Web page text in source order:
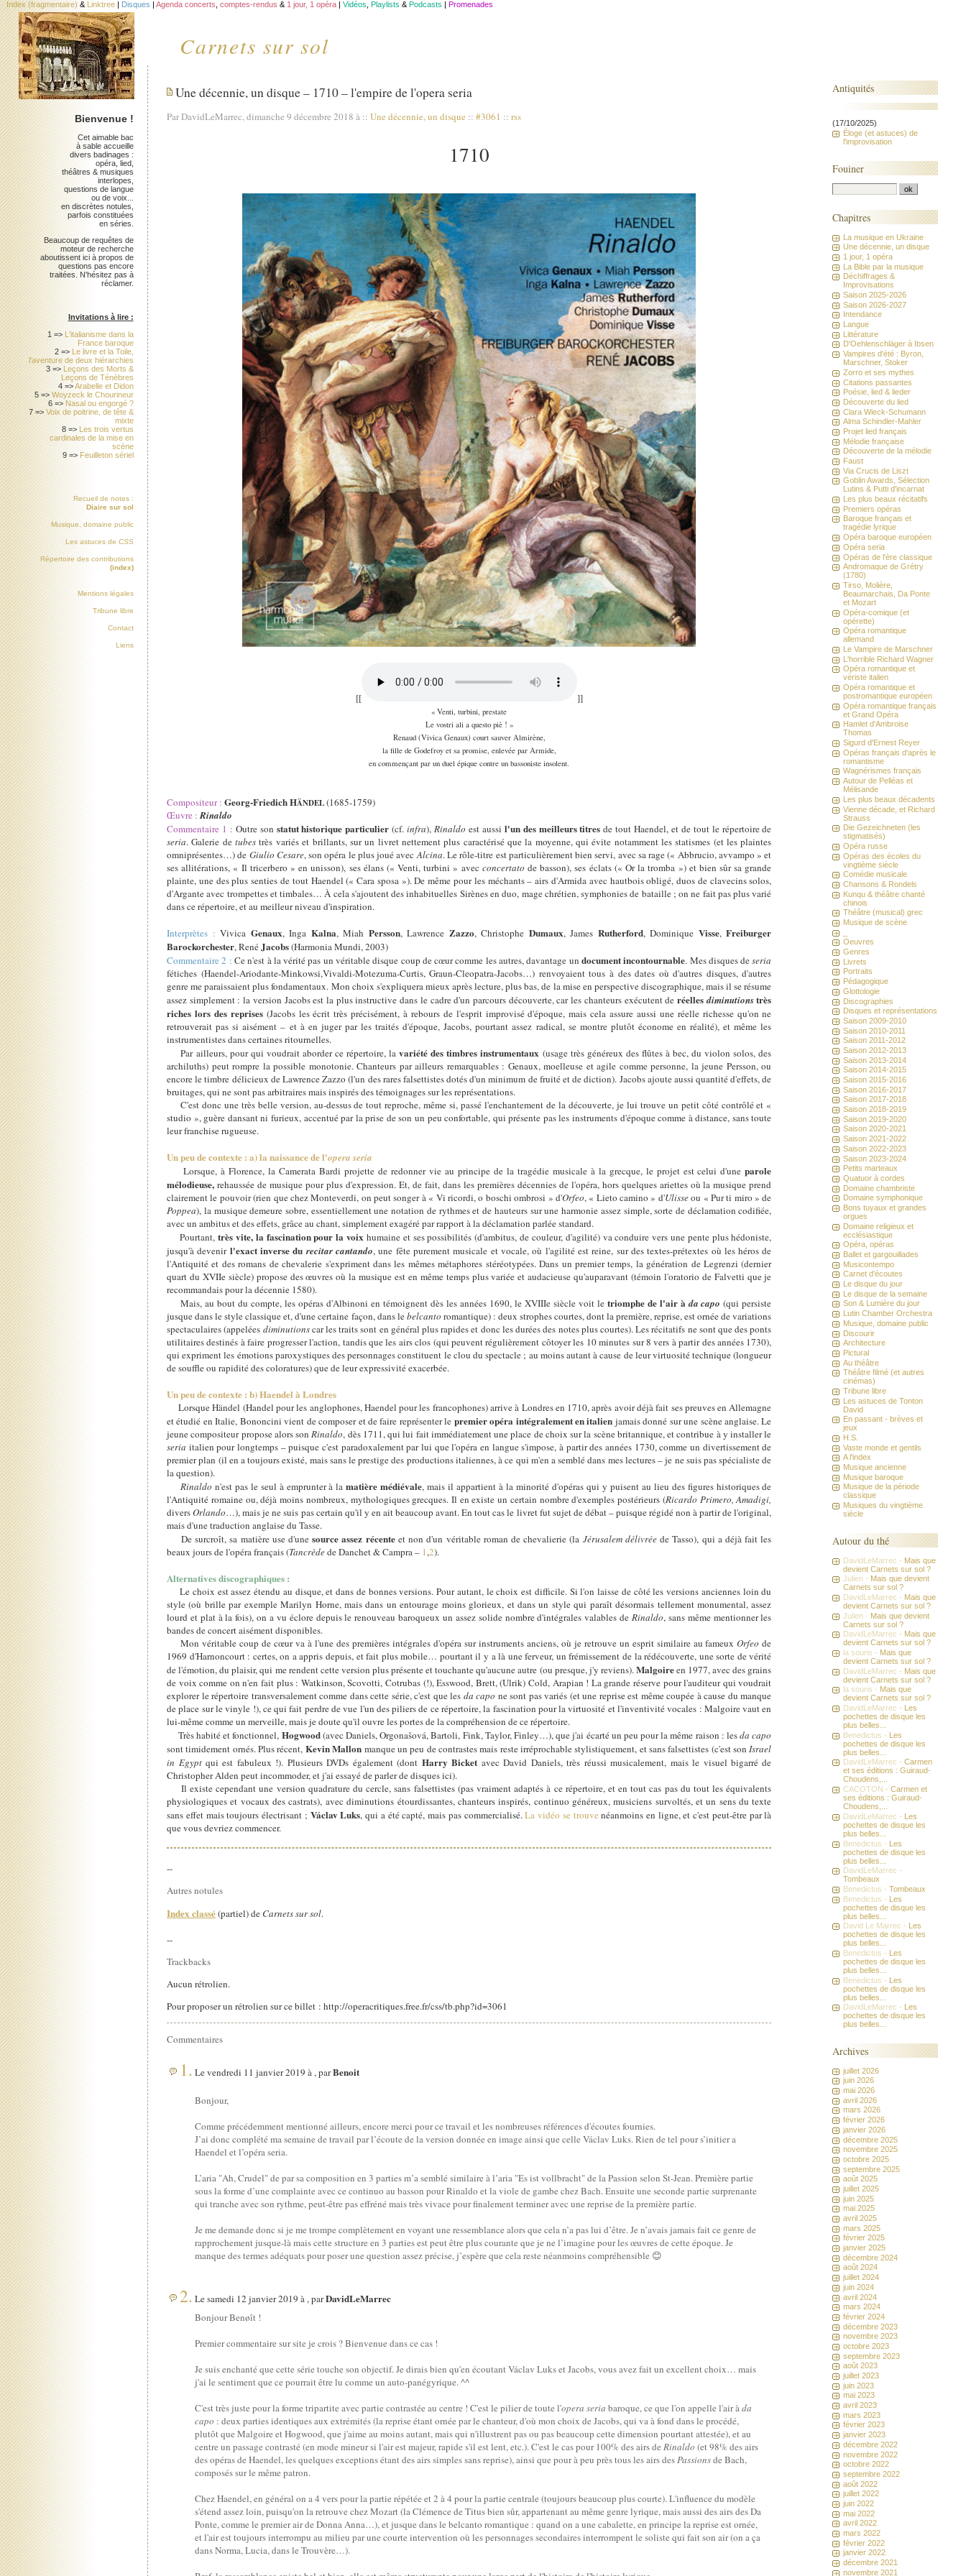
Carnets sur sol
Index (fragmentaire) & Linktree | Disques | Agenda concerts comptes-rendus & 1 jour, 1 opéra | Vidéos Playlists & Podcasts | Promenades
Une décennie, un disque – 1710 – l'empire de l'opera seria
Par DavidLeMarrec, dimanche 9 décembre 2018 à :: Une décennie, un disque :: #3061 :: rss
1710
[[ ]]
« Venti, turbini, prestate
Le vostri ali a questo piè ! »
Renaud (Vivica Genaux) court sauver Almirène,
la fille de Godefroy et sa promise, enlevée par Armide,
en commençant par un duel épique contre un bassoniste insolent.
Compositeur : Georg-Friedich HÄNDEL(1685-1759)
Œuvre : Rinaldo
Commentaire 1 : Outre son statut historique particulier(cf.infra),Rinaldo est aussi l'un des meilleurs titresde tout Haendel, et de tout le répertoire de
seria. Galerie detubes très variés et brillants, sur un livret nettement plus caractérisé que la moyenne, qui évite notamment les statismes (et les plaintes
omniprésentes…) de Giulio Cesare, son opéra le plus joué avecAlcina. Le rôle-titre est particulièrement bien servi, avec sa rage (« Abbrucio, avvampo » et
ses allitérations, « Il tricerbero » en unisson), ses élans (« Venti, turbini » avec concertato de basson), ses éclats (« Or la tromba ») et bien sûr sa grande
plainte, une des plus senties de tout Haendel (« Cara sposa »). De même pour les méchants – airs d'Armida avec hautbois obligé, duos de clavecins solos,
d'Argante avec trompettes et timbales… À cela s'ajoutent des inhabituelles Sirènes en duo, mage chrétien, symphonies de bataille ; on ne fait pas plus varié
dans ce répertoire, et au meilleur niveau d'inspiration.
Interprètes : Vivica Genaux, Inga Kalna, Miah Persson, Lawrence Zazzo, Christophe Dumaux, James Rutherford, Dominique Visse,Freiburger
Barockorchester, RenéJacobs(Harmonia Mundi, 2003)
Commentaire 2 : Ce n'est à la vérité pas un véritable disque coup de cœur comme les autres, davantage un document incontournable. Mes disques deseria
fétiches (Haendel-Ariodante-Minkowsi,Vivaldi-Motezuma-Curtis, Graun-Cleopatra-Jacobs…) renvoyaient tous à des dates où d'autres disques, d'autres
genre me paraissaient plus fondamentaux. Mon choix s'expliquera mieux après lecture, plus bas, de la mise en perspective discographique, mais il se résume
assez simplement : la version Jacobs est la plus instructive dans le cadre d'un parcours découverte, car les chanteurs exécutent de réellesdiminutionstrès
riches lors des reprises(Jacobs les écrit très précisément, à rebours de l'esprit improvisé d'époque, mais cela assure aussi une réelle richesse qu'on ne
retrouverait pas si aisément – et à en juger par les traités d'époque, Jacobs, pourtant assez radical, se montre plutôt économe en réalité), et même les
instrumentistes dans certaines ritournelles.
Par ailleurs, pour qui voudrait aborder ce répertoire, lavariété des timbres instrumentaux (usage très généreux des flûtes à bec, du violon solos, des
archiluths) peut rompre la possible monotonie. Chanteurs par ailleurs remarquables : Genaux, moelleuse et agile comme personne, la jeune Persson, ou
encore le timbre délicieux de Lawrence Zazzo (l'un des rares falsettistes dotés d'un minimum de fruité et de diction). Jacobs ajoute aussi quantité d'effets, de
bruitages, qui ne sont pas arbitraires mais inspirés des témoignages sur les représentations.
C'est donc une très belle version, au-dessus de tout reproche, même si, passé l'enchantement de la découverte, je lui trouve un petit côté contrôlé et «
studio », guère dansant ni furieux, accentué par la prise de son un peu confortable, qui présente pas les instruments d'époque comme à distance, sans toute
leur franchise rugueuse.
Un peu de contexte : a) la naissance de l'opera seria
Lorsque, à Florence, la Camerata Bardi projette de redonner vie au principe de la tragédie musicale à la grecque, le projet est celui d'uneparole
mélodieuse, rehaussée de musique pour plus d'expression. Et, de fait, dans les premières décennies de l'opéra, hors quelques ariettes où la musique prend
clairement le pouvoir (rien que chez Monteverdi, on peut songer à « Vi ricordi, o boschi ombrosi » d'Orfeo, « Lieto camino » d'Ulisseou « Pur ti miro » de
Poppea), la musique demeure sobre, essentiellement une notation de rythmes et de hauteurs sur une harmonie assez simple, sorte de déclamation codifiée,
avec un ambitus et des effets, grâce au chant, simplement exagéré par rapport à la déclamation parlée standard.
Pourtant, très vite, la fascination pour la voix humaine et ses possibilités (d'ambitus, de couleur, d'agilité) va conduire vers une pente plus hédoniste,
jusqu'à devenir l'exact inverse durecitar cantando, une fête purement musicale et vocale, où l'agilité est reine, sur des textes-prétextes où les héros de
l'Antiquité et des romans de chevalerie s'expriment dans les mêmes métaphores stéréotypées. Dans un premier temps, la génération de Legrenzi (dernier
quart du XVIIe siècle) propose des œuvres où la musique est en même temps plus variée et audacieuse qu'auparavant (témoin l'oratorio de Falvetti que je
recommandais pour la décennie 1580).
Mais, au bout du compte, les opéras d'Albinoni en témoignent dès les années 1690, le XVIIIe siècle voit le triomphe de l'air àda capo (qui persiste
jusque dans le style classique et, d'une certaine façon, dans lebelcanto romantique) : deux strophes courtes, dont la première, reprise, est ornée de variations
spectaculaires (appelées diminutionscar les traits sont en général plus rapides et donc les durées des notes plus courtes). Les récitatifs ne sont que des ponts
utilitaires destinés à faire progresser l'action, tandis que les airs clos (qui peuvent régulièrement côtoyer les 10 minutes sur 8 vers à partir des années 1730),
qui expriment les émotions paroxystiques des personnages constituent le clou du spectacle ; au moins autant à cause de leur virtuosité technique (longueur
de souffle ou rapidité des coloratures) que de leur expressivité exacerbée.
Un peu de contexte : b) Haendel à Londres
Lorsque Händel (Handel pour les anglophones, Haendel pour les francophones) arrive à Londres en 1710, après avoir déjà fait ses preuves en Allemagne
et étudié en Italie, Bononcini vient de composer et de faire représenter le premier opéra intégralement en italien jamais donné sur une scène anglaise. Le
jeune compositeur propose alors sonRinaldo, dès 1711, qui lui fait immédiatement une place de choix sur la scène britannique, et contribue à y installer le
seria italien pour longtemps – puisque c'est paradoxalement par lui que l'opéra en langue s'impose, à partir des années 1730, comme un divertissement de
premier plan (il en a toujours existé, mais sans le prestige des productions italiennes, à ce qui m'en a semblé dans mes lectures – je ne suis pas spécialiste de
la question).
Rinaldo n'est pas le seul à emprunter à lamatière médiévale, mais il appartient à la minorité d'opéras qui y puisent au lieu des figures historiques de
l'Antiquité romaine ou, déjà moins nombreux, mythologiques grecques. Il en existe un certain nombre d'exemples postérieurs (Ricardo Primero,Amadigi,
diversOrlando…), mais je ne suis pas certain qu'il y en ait beaucoup avant. En tout cas le livret fut sujet de débat – puisque régidé non à partir de l'original,
mais d'une traduction anglaise du Tasse.
De surcroît, sa matière use d'unesource assez récente et non d'un véritable roman de chevalierie (la Jérusalem délivréede Tasso), qui a déjà fait les
beaux jours de l'opéra français (Tancrèdede Danchet & Campra – 1,2).
Alternatives discographiques :
Le choix est assez étendu au disque, et dans de bonnes versions. Pour autant, le choix est difficile. Si l'on laisse de côté les versions anciennes loin du
style (où brille par exemple Marilyn Horne, mais dans un entourage moins glorieux, et dans un style qui paraît désormais tellement monumental, assez
lourd et plat à la fois), on a vu éclore depuis le renouveau baroqueux un assez solide nombre d'intégrales valables deRinaldo, sans même mentionner les
bandes de concert aisément disponibles.
Mon véritable coup de cœur va à l'une des premières intégrales d'opéra sur instruments anciens, où je retrouve un esprit similaire au fameuxOrfeo de
1969 d'Harnoncourt : certes, on a appris depuis, et fait plus mobile… pourtant il y a là une ferveur, un frémissement de la rédécouverte, une sorte de vérité
de l'émotion, du plaisir, qui me rendent cette version plus présente et touchante qu'aucune autre (ou presque, j'y reviens).Malgoireen 1977, avec des grains
de voix comme on n'en fait plus : Watkinson, Scovotti, Cotrubas (!), Esswood, Brett, (Ulrik) Cold, Arapian ! La grande réserve pour l'auditeur qui voudrait
explorer le répertoire transversalement comme dans cette série, c'est que les da capo ne sont pas variés (et une reprise est même coupée à cause du manque
de place sur le vinyle !), ce qui fait perdre de vue l'un des piliers de ce répertoire, la fascination pour la virtuosité et l'inventivité vocales : Malgoire vaut en
lui-même comme un merveille, mais je doute qu'il ouvre les portes de la compréhension de ce répertoire.
Très habité et fonctionnel, Hogwood(avec Daniels, Orgonašová, Bartoli, Fink, Taylor, Finley…), que j'ai écarté un peu pour la même raison : lesda capo
sont timidement ornés. Plus récent, Kevin Mallon manque un peu de contrastes mais reste irréprochable stylistiquement, et sans falsettistes (c'est sonIsrael
in Egyptqui est fabuleux !). Plusieurs DVDs également (dont Harry Bicket avec David Daniels, très réussi musicalement, mais le visuel bigarré de
Christopher Alden peut incommoder, et j'ai essayé de parler de disques ici).
Il existe cependant une version quadrature du cercle, sans falsettistes (pas vraiment adaptés à ce répertoire, et en tout cas pas du tout les équivalents
physiologiques et vocaux des castrats), avec diminutions étourdissantes, chanteurs inspirés, continuo généreux, musiciens survoltés, et un sens du texte
sans effet mais toujours électrisant ; Václav Luks, qui a été capté, mais pas commercialisé.La vidéo se trouvenéanmoins en ligne, et c'est peut-être par là
que vous devriez commencer.
--
Autres notules
Index classé(partiel) de Carnets sur sol.
--
Trackbacks
Aucun rétrolien.
Pour proposer un rétrolien sur ce billet : http://operacritiques.free.fr/css/tb.php?id=3061
Commentaires
1. Le vendredi 11 janvier 2019 à , parBenoit
Bonjour,
Comme précédemment mentionné ailleurs, encore merci pour ce travail et les nombreuses références d'écoutes fournies.
J’ai donc complété ma semaine de travail par l’écoute de la version donnée en image ainsi que celle Václav Luks. Rien de tel pour s’initier a
Haendel et l’opéra seria.
L’aria "Ah, Crudel" de par sa composition en 3 parties m’a semblé similaire à l’aria "Es ist vollbracht" de la Passion selon St-Jean. Première partie
sous la forme d’une complainte avec ce continuo au basson pour Rinaldo et la viole de gambe chez Bach. Ensuite une seconde partie surprenante
qui tranche avec son rythme, peut-être pas effréné mais très vivace pour finalement terminer avec une reprise de la première partie.
Je me demande donc si je me trompe complètement en voyant une ressemblance alors que cela n’a pas lui d’être. Je n’avais jamais fait ce genre de
rapprochement jusque-là mais cette structure en 3 parties est peut être plus courante que je ne l’imagine pour les œuvres de cette époque. Je
manque des termes adéquats pour poser une question assez précise, j’espère que cela reste néanmoins compréhensible 😊
2. Le samedi 12 janvier 2019 à , parDavidLeMarrec
Bonjour Benøît !
Premier commentaire sur site je crois ? Bienvenue dans ce cas !
Je suis enchanté que cette série touche son objectif. Je dirais bien qu'en écoutant Václav Luks et Jacobs, vous avez fait un excellent choix… mais
j'ai le sentiment que ce pourrait être lu comme un auto-panégyrique. ^^
C'est très juste pour la forme tripartite avec partie contrastée au centre ! C'est le pilier de toute l'opera seria baroque, ce que l'on appelle l'air àda
capo : deux parties identiques aux extrémités (la reprise étant ornée par le chanteur, d'où mon choix de Jacobs, qui va à fond dans le procédé,
plutôt que Malgoire et Hogwood, que j'aime au moins autant, mais qui n'illustrent pas ou pas beaucoup cette dimension pourtant attestée), et au
centre un passage contrasté (en mode mineur si l'air est majeur, rapide s'il est lent, etc.). C'est le cas pour 100% des airs deRinaldo (et 98% des airs
des opéras de Haendel, les quelques exceptions étant des airs simples sans reprise), ainsi que pour à peu près tous les airs desPassionsde Bach,
composés sur le même patron.
Chez Haendel, en général on a 4 vers pour la partie répétée et 2 à 4 pour la partie centrale (toujours beaucoup plus courte). L'influence du modèle
s'étend assez loin, puisqu'on la retrouve chez Mozart (la Clémence de Titus bien sûr, appartenant au même genre lyrique, mais aussi des airs des Da
Ponte, comme le premier air de Donna Anna…), et jusque dans le belcanto romantique : quand on a une cabalette, en principe la reprise est ornée,
et l'air est toujours interrompu au milieu par une courte intervention où les personnages secondaires interrompent le soliste qui fait son air (on a ça
dans Norma, Lucia, dans le Trouvère…).
Bienvenue !
Cet aimable bac
à sable accueille
divers badinages :
opéra, lied,
théâtres & musiques
interlopes,
questions de langue
ou de voix...
en discrètes notules,
parfois constituées
en séries.
Beaucoup de requêtes de
moteur de recherche
aboutissent ici à propos de
questions pas encore
traitées. N'hésitez pas à
réclamer.
Invitations à lire :
1 => L'italianisme dans la
France baroque
2 => Le livre et la Toile,
l'aventure de deux hiérarchies
3 => Leçons des Morts &
Leçons de Ténèbres
4 =>Arabelle et Didon
5 =>Woyzeck le Chourineur
6 => Nasal ou engorgé ?
7 =>Voix de poitrine, de tête &
mixte
8 => Les trois vertus
cardinales de la mise en
scène
9 => Feuilleton sériel
Recueil de notes :
Diaire sur sol
Musique, domaine public
Les astuces de CSS
Répertoire des contributions
(index)
Mentions légales
Tribune libre
Contact
Liens
Antiquités
(17/10/2025)
Éloge (et astuces) de
l'improvisation
Fouiner
Chapitres
La musique en Ukraine
Une décennie, un disque
1 jour, 1 opéra
La Bible par la musique
Déchiffrages &
Improvisations
Saison 2025-2026
Saison 2026-2027
Intendance
Langue
Littérature
D'Oehlenschläger à Ibsen
Vampires d'été : Byron,
Marschner, Stoker
Zorro et ses mythes
Citations passantes
Poésie, lied & lieder
Découverte du lied
Clara Wieck-Schumann
Alma Schindler-Mahler
Projet lied français
Mélodie française
Découverte de la mélodie
Faust
Via Crucis de Liszt
Goblin Awards, Sélection
Lutins & Putti d'incarnat
Les plus beaux récitatifs
Premiers opéras
Baroque français et
tragédie lyrique
Opéra baroque européen
Opéra seria
Opéras de l'ère classique
Andromaque de Grétry
(1780)
Tirso, Molière,
Beaumarchais, Da Ponte
et Mozart
Opéra-comique (et
opérette)
Opéra romantique
allemand
Le Vampire de Marschner
L'horrible Richard Wagner
Opéra romantique et
vériste italien
Opéra romantique et
postromantique européen
Opéra romantique français
et Grand Opéra
Hamlet d'Ambroise
Thomas
Sigurd d'Ernest Reyer
Opéras français d'après le
romantisme
Wagnérismes français
Autour de Pelléas et
Mélisande
Les plus beaux décadents
Vienne décade, et Richard
Strauss
Die Gezeichneten (les
stigmatisés)
Opéra russe
Opéras des écoles du
vingtième siècle
Comédie musicale
Chansons & Rondels
Kunqu & théâtre chanté
chinois
Théâtre (musical) grec
Musique de scène
Oeuvres
Genres
Livrets
Portraits
Pédagogique
Glottologie
Discographies
Disques et représentations
Saison 2009-2010
Saison 2010-2011
Saison 2011-2012
Saison 2012-2013
Saison 2013-2014
Saison 2014-2015
Saison 2015-2016
Saison 2016-2017
Saison 2017-2018
Saison 2018-2019
Saison 2019-2020
Saison 2020-2021
Saison 2021-2022
Saison 2022-2023
Saison 2023-2024
Petits marteaux
Quatuor à cordes
Domaine chambriste
Domaine symphonique
Bons tuyaux et grandes
orgues
Domaine religieux et
ecclésiastique
Opéra, opéras
Ballet et gargouillades
Musicontempo
Carnet d'écoutes
Le disque du jour
Le disque de la semaine
Son & Lumière du jour
Lutin Chamber Orchestra
Musique, domaine public
Discourir
Architecture
Pictural
Au théâtre
Théâtre filmé (et autres
cinémas)
Tribune libre
Les astuces de Tonton
David
En passant - brèves et
jeux
H.S.
Vaste monde et gentils
A l'index
Musique ancienne
Musique baroque
Musique de la période
classique
Musiques du vingtième
siècle
Autour du thé
DavidLeMarrec - Mais que
devient Carnets sur sol ?
Julien - Mais que devient
Carnets sur sol ?
DavidLeMarrec - Mais que
devient Carnets sur sol ?
Julien - Mais que devient
Carnets sur sol ?
DavidLeMarrec - Mais que
devient Carnets sur sol ?
la souris - Mais que
devient Carnets sur sol ?
DavidLeMarrec - Mais que
devient Carnets sur sol ?
la souris - Mais que
devient Carnets sur sol ?
DavidLeMarrec - Les
pochettes de disque les
plus belles...
Benedictus - Les
pochettes de disque les
plus belles...
DavidLeMarrec -Carmen
et ses éditions : Guiraud-
Choudens,...
CACOTON -Carmen et
ses éditions : Guiraud-
Choudens,...
DavidLeMarrec - Les
pochettes de disque les
plus belles...
Benedictus - Les
pochettes de disque les
plus belles...
DavidLeMarrec -
Tombeaux
Benedictus -Tombeaux
Benedictus - Les
pochettes de disque les
plus belles...
David Le Marrec -
Les
pochettes de disque les
plus belles...
Benedictus - Les
pochettes de disque les
plus belles...
Benedictus - Les
pochettes de disque les
plus belles...
DavidLeMarrec -
Les
pochettes de disque les
plus belles...
Archives
juillet 2026
juin 2026
mai 2026
avril 2026
mars 2026
février 2026
janvier 2026
décembre 2025
novembre 2025
octobre 2025
septembre 2025
août 2025
juillet 2025
juin 2025
mai 2025
avril 2025
mars 2025
février 2025
janvier 2025
décembre 2024
août 2024
juillet 2024
juin 2024
avril 2024
mars 2024
février 2024
décembre 2023
novembre 2023
octobre 2023
septembre 2023
août 2023
juillet 2023
juin 2023
mai 2023
avril 2023
mars 2023
février 2023
janvier 2023
décembre 2022
novembre 2022
octobre 2022
septembre 2022
août 2022
juillet 2022
juin 2022
mai 2022
avril 2022
mars 2022
février 2022
janvier 2022
décembre 2021
novembre 2021